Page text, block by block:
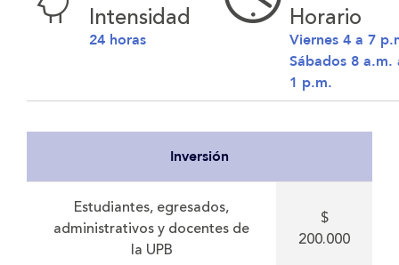
Intensidad
24 horas
Horario
Viernes 4 a 7
Sábados 8 a.m.
1 p.m.
Inversión
Estudiantes, egresados,
administrativos y docentes de
la UPB
$
200.000